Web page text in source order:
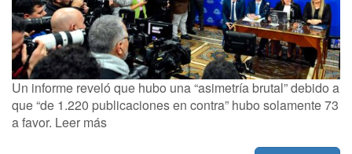
Un informe reveló que hubo una “asimetría brutal” debido a
que “de 1.220 publicaciones en contra” hubo solamente 73
a favor. Leer más